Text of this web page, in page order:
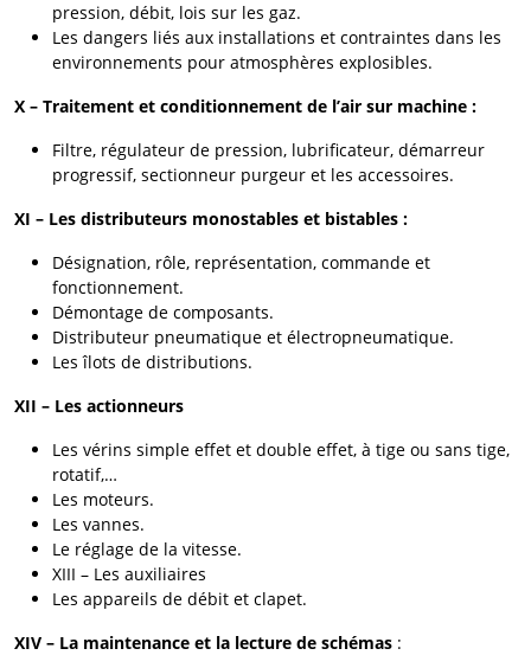
pression, débit, lois sur les gaz.
Les dangers liés aux installations et contraintes dans les
environnements pour atmosphères explosibles.
X – Traitement et conditionnement de l’air sur machine :
Filtre, régulateur de pression, lubrificateur, démarreur
progressif, sectionneur purgeur et les accessoires.
XI – Les distributeurs monostables et bistables :
Désignation, rôle, représentation, commande et
fonctionnement.
Démontage de composants.
Distributeur pneumatique et électropneumatique.
Les îlots de distributions.
XII – Les actionneurs
Les vérins simple effet et double effet, à tige ou sans tige,
rotatif,…
Les moteurs.
Les vannes.
Le réglage de la vitesse.
XIII – Les auxiliaires
Les appareils de débit et clapet.
XIV – La maintenance et la lecture de schémas :